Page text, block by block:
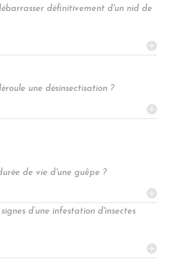
définitivement d'un nid de
une désinsectisation ?
de vie d'une guêpe ?
d’une infestation d'insectes